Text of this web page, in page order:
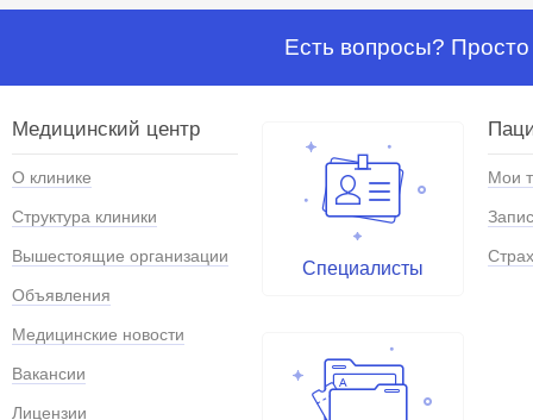
Есть вопросы?
Медицинский центр
О клинике
Структура клиники
Вышестоящие организации
Объявления
Медицинские новости
Вакансии
Лицензии
Специалисты
Мои